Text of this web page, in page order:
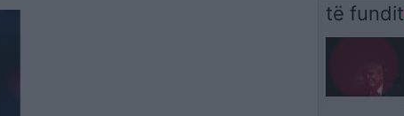
të fundit